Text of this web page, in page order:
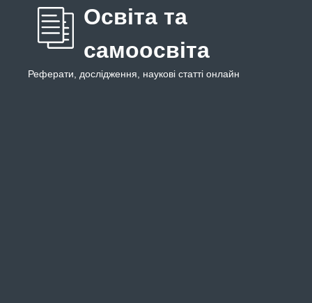
Освіта та
самоосвіта
Реферати, дослідження, наукові статті онлайн